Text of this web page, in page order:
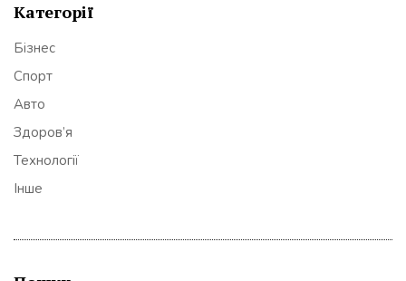
Категорії
Бізнес
Спорт
Авто
Здоров’я
Технології
Інше